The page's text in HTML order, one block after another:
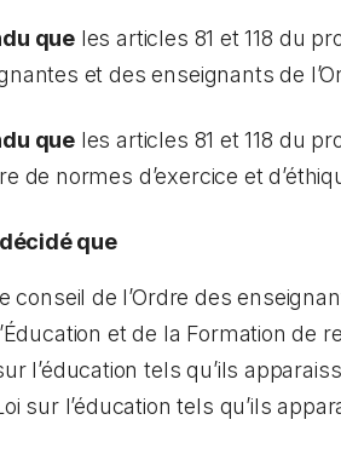
que les articles 81 et 118 du
et des enseignants de
que les articles 81 et 118 du
de normes d’exercice et
que
conseil de l’Ordre des
et de la Formation de
l’éducation tels qu’ils
sur l’éducation tels qu’ils